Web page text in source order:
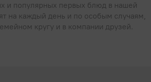
маргарин
и популярных первых блюд в нашей
на каждый день и по особым случаям,
кругу и в компании друзей.